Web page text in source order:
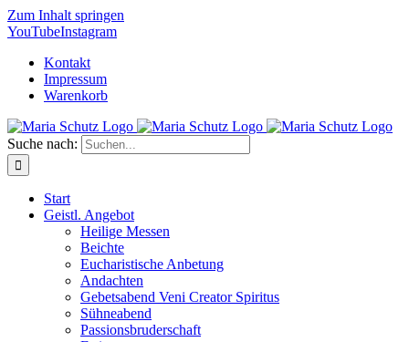
Zum Inhalt springen
YouTubeInstagram
Kontakt
Impressum
Warenkorb
Suche nach:
Start
Geistl. Angebot
Heilige Messen
Beichte
Eucharistische Anbetung
Andachten
Gebetsabend Veni Creator Spiritus
Sühneabend
Passionsbruderschaft